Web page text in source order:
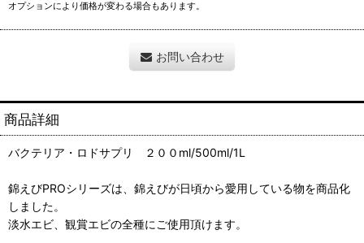
オプションにより価格が変わる場合もあります。
お問い合わせ
商品詳細
バクテリア・ロドサプリ ２００ml/500ml/1L
錦えびPROシリーズは、錦えびが日頃から愛用している物を商品化
しました。
淡水エビ、観賞エビの全種にご使用頂けます。